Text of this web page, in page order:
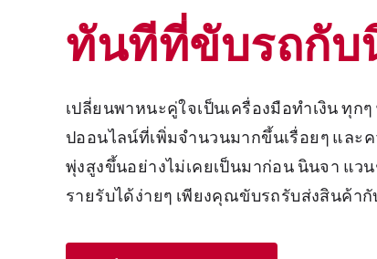
ทันทีที่ขับรถกับ
เปลี่ยนพาหนะคู่ใจเป็นเครื่องมือทำเงิน ทุกๆ พื้นที่กำลังคึกคักไปด้วยนักช้อ
ปออนไลน์ที่เพิ่มจำนวนมากขึ้นเรื่อยๆ และ
พุ่งสูงขึ้นอย่างไม่เคยเป็นมาก่อน นินจา แว
รายรับได้ง่ายๆ เพียงคุณขับรถรับส่งสินค้ากั